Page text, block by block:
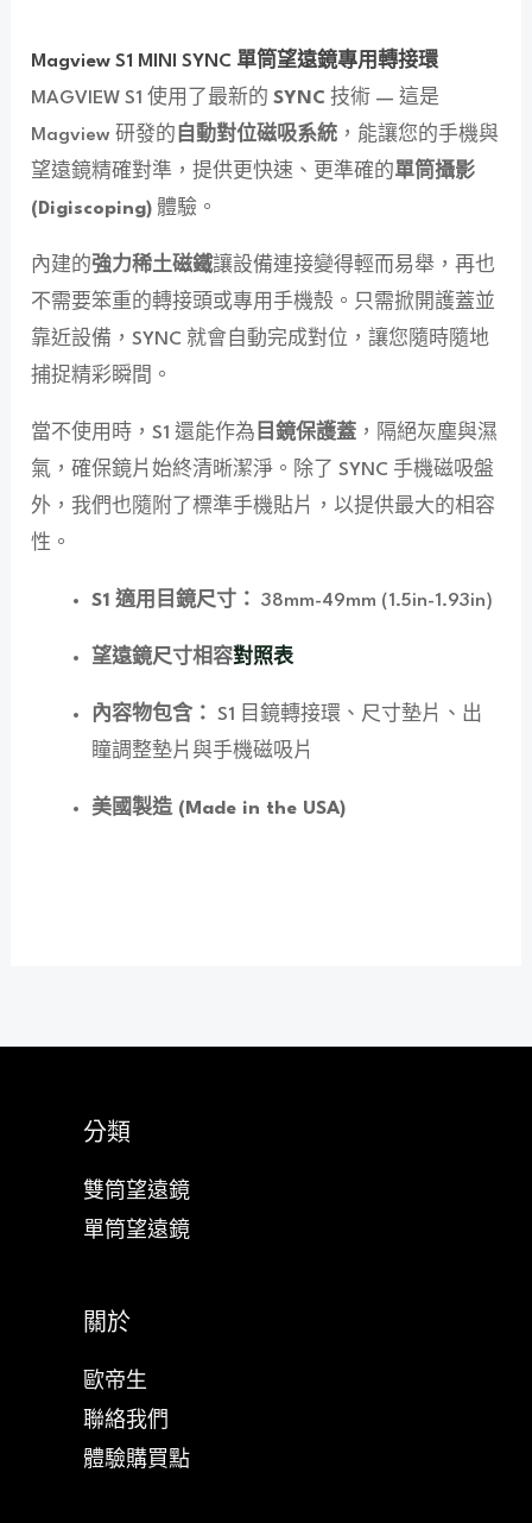
Magview S1 MINI SYNC 單筒望遠鏡專用轉接環
MAGVIEW S1 使用了最新的SYNC 技術 — 這是
Magview 研發的 自動對位磁吸系統 ，能讓您的手機與
望遠鏡精確對準，提供更快速、更準確的單筒攝影
(Digiscoping) 體驗。
內建的強力稀土磁鐵讓設備連接變得輕而易舉，再也
不需要笨重的轉接頭或專用手機殼。只需掀開護蓋並
靠近設備，SYNC 就會自動完成對位，讓您隨時隨地
捕捉精彩瞬間。
當不使用時，S1 還能作為 目鏡保護蓋 ，隔絕灰塵與濕
氣，確保鏡片始終清晰潔淨。除了 SYNC 手機磁吸盤
外，我們也隨附了標準手機貼片，以提供最大的相容
性。
S1 適用目鏡尺寸： 38mm-49mm (1.5in-1.93in)
望遠鏡尺寸相容對照表
內容物包含：
S1 目鏡轉接環、尺寸墊片、出
瞳調整墊片與手機磁吸片
美國製造 (Made in the USA)
分類
雙筒望遠鏡
單筒望遠鏡
關於
歐帝生
聯絡我們
體驗購買點